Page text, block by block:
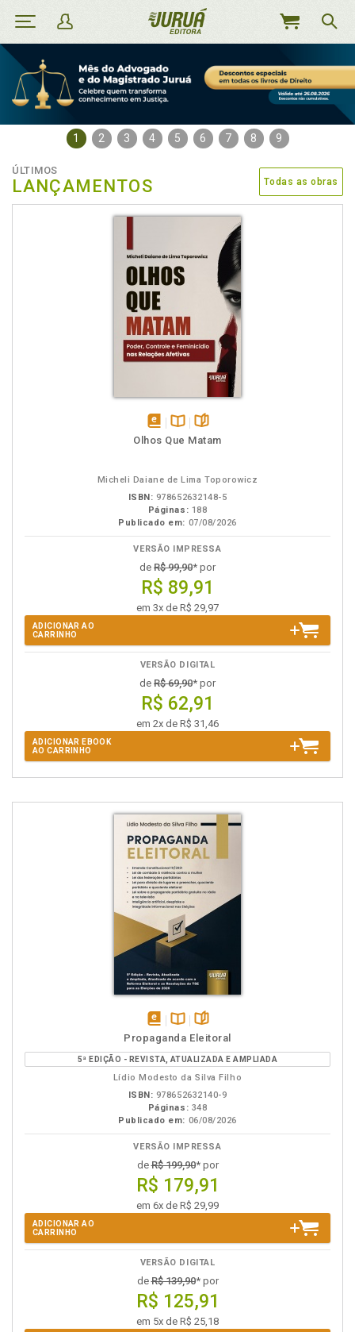
MEU
1 2 3 4 5 6 7 8 9
ÚLTIMOS
LANÇAMENTOS Todas as obras
disponívelDisponível
páginas
Olhos Que Matam
Micheli Daiane de Lima Toporowicz
ISBN: 978652632148-5
Páginas: 188
Publicado em: 07/08/2026
VERSÃO IMPRESSA
de R$ 99,90* por
R$ 89,91
em 3x de R$ 29,97
ADICIONAR AO
CARRINHO
VERSÃO DIGITAL
de R$ 69,90* por
R$ 62,91
em 2x de R$ 31,46
ADICIONAR EBOOK
AO CARRINHO
disponível
em
eBook
Disponível
na
B.V.
páginas
Propaganda Eleitoral
5ª EDIÇÃO - REVISTA, ATUALIZADA E AMPLIADA
Lídio Modesto da Silva Filho
ISBN: 978652632140-9
Páginas: 348
Publicado em: 06/08/2026
VERSÃO IMPRESSA
deR$ 199,90* por
R$ 179,91
em 6x de R$ 29,99
ADICIONAR AO
CARRINHO
VERSÃO DIGITAL
deR$ 139,90* por
R$ 125,91
em 5x de R$ 25,18